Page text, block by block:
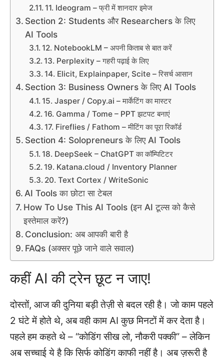
11. Ideogram – फ्री में शानदार इमेज
Section 2: Students और Researchers के लिए
AI Tools
12. NotebookLM – अपनी किताब से बात करें
13. Perplexity – गहरी पढ़ाई के लिए
14. Elicit, Explainpaper, Scite – रिसर्च आसान
Section 3: Business Owners के लिए AI Tools
15. Jasper / Copy.ai – मार्केटिंग का मास्टर
16. Gamma / Tome – PPT झटपट बनाएं
17. Fireflies / Fathom – मीटिंग का पूरा रिकॉर्ड
Section 4: Solopreneurs के लिए AI Tools
18. DeepSeek – ChatGPT का कॉम्पिटिटर
19. Katana.cloud / Inventory Planner
20. Text Cortex / WriteSonic
AI Tools का छोटा सा टेबल
How To Use This AI Tools (इन AI टूल्स को कैसे
इस्तेमाल करें?)
Conclusion: अब आपकी बारी है
FAQs (अक्सर पूछे जाने वाले सवाल)
कहीं AI की ट्रेन छूट न जाए!
दोस्तों, आज की दुनिया बड़ी तेज़ी से बदल रही है। जो काम पहले
2 घंटे में होते थे, अब वही काम AI कुछ मिनटों में कर देता है।
पहले हम कहते थे – “कोडिंग सीख लो, नौकरी पक्की” – लेकिन
अब सच्चाई ये है कि सिर्फ कोडिंग काफी नहीं है। अब ज़रूरी है